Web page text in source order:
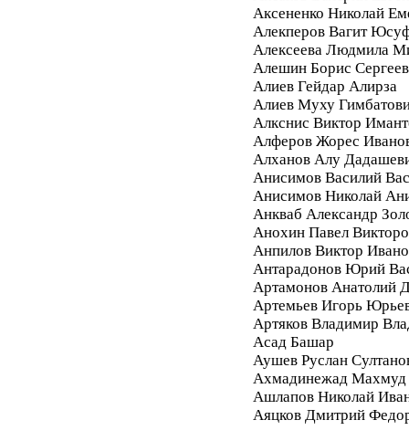
Аксененко Николай
Алекперов Вагит
Алексеева Людмила
Алешин Борис
Алиев Гейдар Алирза
Алиев Муху
Алкснис Виктор
Алферов Жорес
Алханов Алу
Анисимов Василий
Анисимов Николай
Анкваб Александр
Анохин Павел
Анпилов Виктор
Антарадонов Юрий
Артамонов Анатолий
Артемьев Игорь
Артяков Владимир
Асад Башар
Аушев Руслан
Ахмадинежад Махмуд
Ашлапов Николай
Аяцков Дмитрий